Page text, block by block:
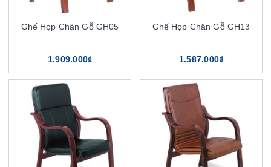
Ghế Họp Chân Gỗ GH05
1.909.000₫
Ghế Họp Chân Gỗ GH13
1.587.000₫